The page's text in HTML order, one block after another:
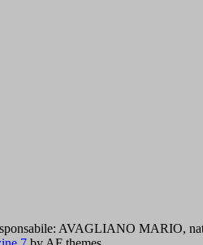
AVAGLIANO MARIO,